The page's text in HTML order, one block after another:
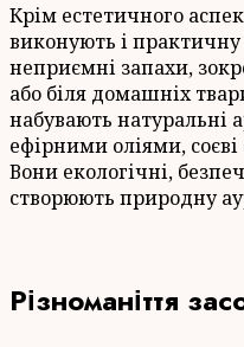
Крім естетичного
виконують і
неприємні запахи,
або біля домашніх
набувають натуральні
ефірними оліями,
Вони екологічні,
створюють природну
Різноманіття